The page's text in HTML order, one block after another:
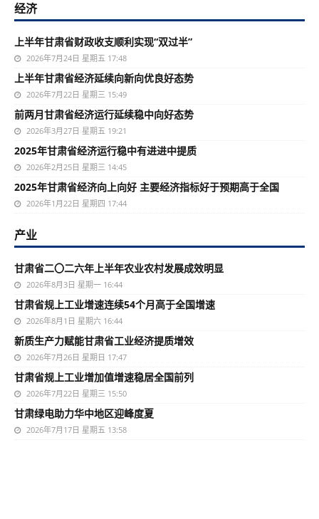
经济
上半年甘肃省财政收支顺利实现“双过半”
2026年7月24日 星期五 17:48
上半年甘肃省经济延续向新向优良好态势
2026年7月22日 星期三 15:49
前两月甘肃省经济运行延续稳中向好态势
2026年3月27日 星期五 19:21
2025年甘肃省经济运行稳中有进进中提质
2026年2月25日 星期三 14:45
2025年甘肃省经济向上向好 主要经济指标好于预期高于全国
2026年1月22日 星期四 17:44
产业
甘肃省二〇二六年上半年农业农村发展成效明显
2026年8月3日 星期一 16:44
甘肃省规上工业增速连续54个月高于全国增速
2026年8月1日 星期六 16:44
新质生产力赋能甘肃省工业经济提质增效
2026年7月26日 星期日 17:47
甘肃省规上工业增加值增速稳居全国前列
2026年7月22日 星期三 15:50
甘肃绿电助力华中地区迎峰度夏
2026年7月17日 星期五 13:58